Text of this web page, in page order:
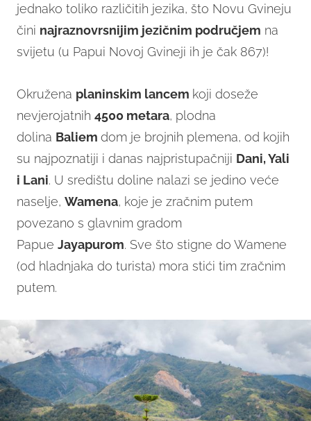
jednako toliko različitih jezika, što Novu Gvineju
čini najraznovrsnijim jezičnim područjem na
svijetu (u Papui Novoj Gvineji ih je čak 867)!
Okružena planinskim lancem koji doseže
nevjerojatnih 4500 metara, plodna
dolina Baliem dom je brojnih plemena, od kojih
su najpoznatiji i danas najpristupačniji Dani, Yali
i Lani. U središtu doline nalazi se jedino veće
naselje, Wamena, koje je zračnim putem
povezano s glavnim gradom
Papue Jayapurom. Sve što stigne do Wamene
(od hladnjaka do turista) mora stići tim zračnim
putem.